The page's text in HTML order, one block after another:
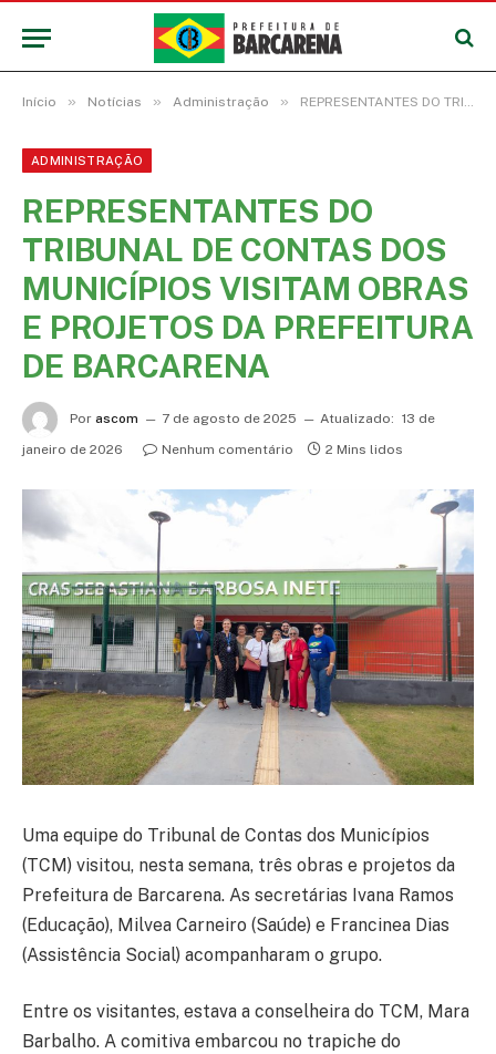
Início » Notícias » Administração » REPRESENTANTES DO TRIBUNAL DE CONTAS DOS MUNICÍPIOS VISITAM OBRAS E PROJETOS DA PREFEITURA DE BARCARENA
ADMINISTRAÇÃO
REPRESENTANTES DO
TRIBUNAL DE CONTAS DOS
MUNICÍPIOS VISITAM OBRAS
E PROJETOS DA PREFEITURA
DE BARCARENA
Por ascom 7 de agosto de 2025 Atualizado: 13 de
janeiro de 2026
Nenhum comentário 2 Mins lidos
Uma equipe do Tribunal de Contas dos Municípios
(TCM) visitou, nesta semana, três obras e projetos da
Prefeitura de Barcarena. As secretárias Ivana Ramos
(Educação), Milvea Carneiro (Saúde) e Francinea Dias
(Assistência Social) acompanharam o grupo.
Entre os visitantes, estava a conselheira do TCM, Mara
Barbalho. A comitiva embarcou no trapiche do